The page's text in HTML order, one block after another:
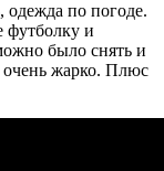
одежда по погоде.
футболку и
было снять и
очень жарко. Плюс